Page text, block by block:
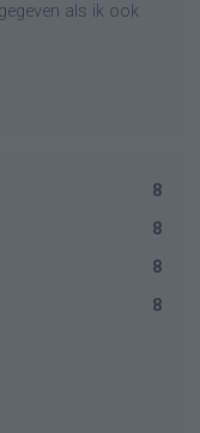
als ik ook
8
8
8
8